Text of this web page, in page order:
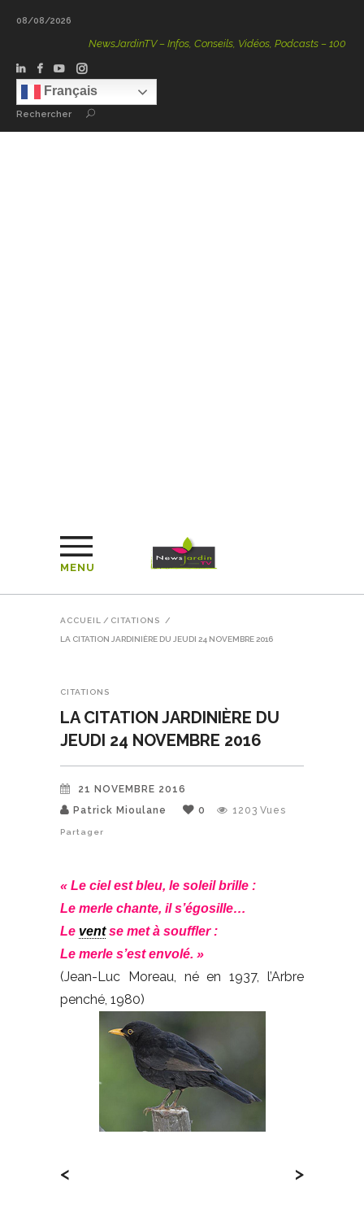
08/08/2026
NewsJardinTV – Infos, Conseils, Vidéos, Podcasts – 100 %
Français
Rechercher
MENU
ACCUEIL / CITATIONS /
LA CITATION JARDINIÈRE DU JEUDI 24 NOVEMBRE 2016
CITATIONS
LA CITATION JARDINIÈRE DU
JEUDI 24 NOVEMBRE 2016
21 NOVEMBRE 2016
Patrick Mioulane
0 1203 Vues
Partager
« Le ciel est bleu, le soleil brille :
Le merle chante, il s’égosille…
Le ventse met à souffler :
Le merle s’est envolé. »
(Jean-Luc Moreau, né en 1937, l’Arbre
penché, 1980)
< >